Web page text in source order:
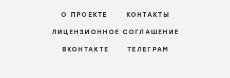
О ПРОЕКТЕ КОНТАКТЫ
ЛИЦЕНЗИОННОЕ СОГЛАШЕНИЕ
ВКОНТАКТЕ ТЕЛЕГРАМ